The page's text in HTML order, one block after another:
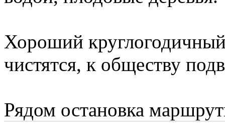
Хороший
чистятся, к обществу
Рядом остановка